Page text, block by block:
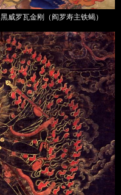
黑威罗瓦金刚（阎罗寿主铁蝎）